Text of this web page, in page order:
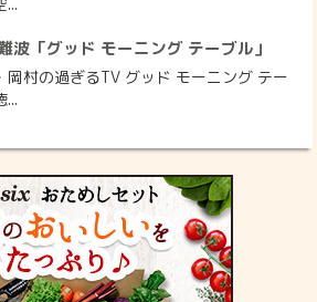
波「グッド モーニング テーブル」
岡村の過ぎるTV グッド モーニング テー
...